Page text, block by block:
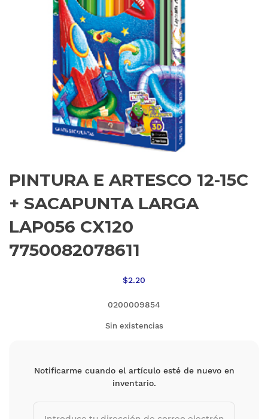
PINTURA E ARTESCO 12-15C
+ SACAPUNTA LARGA
LAP056 CX120
7750082078611
$2.20
0200009854
Sin existencias
Notificarme cuando el artículo esté de nuevo en
inventario.